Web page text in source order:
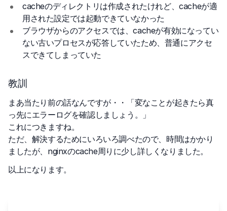
cacheのディレクトリは作成されたけれど、cacheが適
用された設定では起動できていなかった
ブラウザからのアクセスでは、cacheが有効になってい
ない古いプロセスが応答していたため、普通にアクセ
スできてしまっていた
教訓
まあ当たり前の話なんですが・・「変なことが起きたら真
っ先にエラーログを確認しましょう。」
これにつきますね。
ただ、解決するためにいろいろ調べたので、時間はかかり
ましたが、nginxのcache周りに少し詳しくなりました。
以上になります。